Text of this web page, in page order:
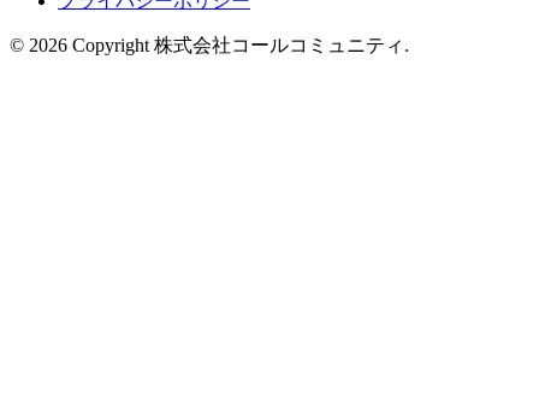
© 2026 Copyright 株式会社コールコミュニティ.